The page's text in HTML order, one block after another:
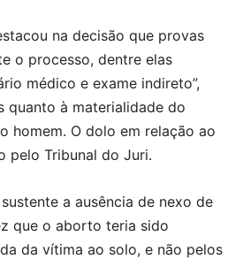
na decisão que provas
o processo, dentre elas
médico e exame indireto”,
quanto à materialidade do
homem. O dolo em relação ao
pelo Tribunal do Juri.
a ausência de nexo de
que o aborto teria sido
da vítima ao solo, e não pelos